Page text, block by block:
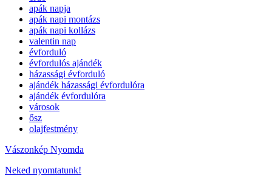
apák napja
apák napi montázs
apák napi kollázs
valentin nap
évforduló
évfordulós ajándék
házassági évforduló
ajándék házassági évfordulóra
ajándék évfordulóra
városok
ősz
olajfestmény
Vászonkép Nyomda
Neked nyomtatunk!